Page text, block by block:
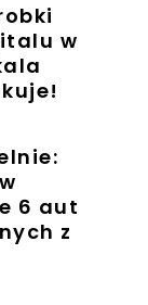
w
6 aut
z